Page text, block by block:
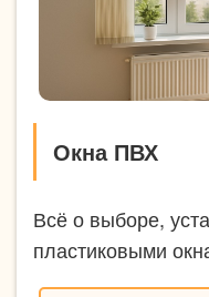
Окна ПВХ
Всё о выборе,
пластиковыми